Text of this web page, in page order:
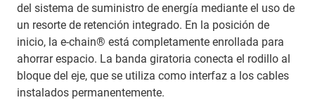
del sistema de suministro de energía mediante el uso de
un resorte de retención integrado. En la posición de
inicio, la e-chain® está completamente enrollada para
ahorrar espacio. La banda giratoria conecta el rodillo al
bloque del eje, que se utiliza como interfaz a los cables
instalados permanentemente.